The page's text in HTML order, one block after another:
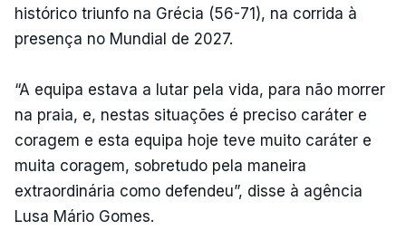
histórico triunfo na Grécia (56-71), na corrida à
presença no Mundial de 2027.
“A equipa estava a lutar pela vida, para não morrer
na praia, e, nestas situações é preciso caráter e
coragem e esta equipa hoje teve muito caráter e
muita coragem, sobretudo pela maneira
extraordinária como defendeu”, disse à agência
Lusa Mário Gomes.